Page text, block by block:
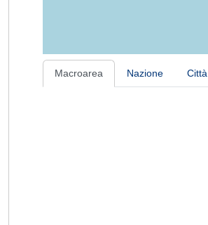
Macroarea Nazione Città